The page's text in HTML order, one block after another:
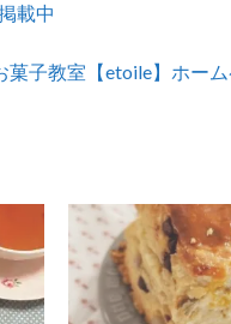
載中
子教室【etoile】ホー